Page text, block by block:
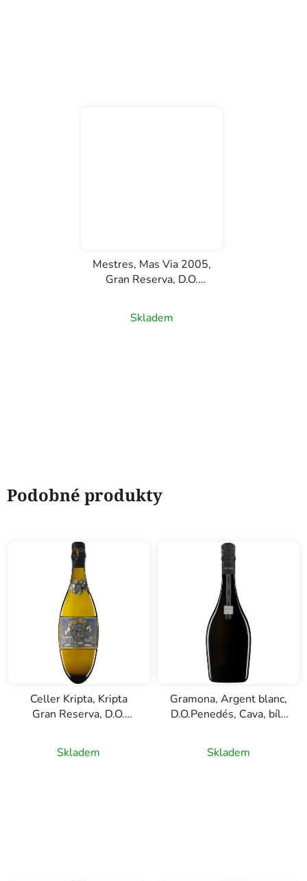
Mestres, Mas Via 2005,
Gran Reserva, D.O.
1,5l
Skladem
Podobné produkty
Celler Kripta, Kripta
Gran Reserva, D.O.
0,75l
Skladem
Gramona, Argent blanc,
D.O.Penedés, Cava, bílé
Skladem